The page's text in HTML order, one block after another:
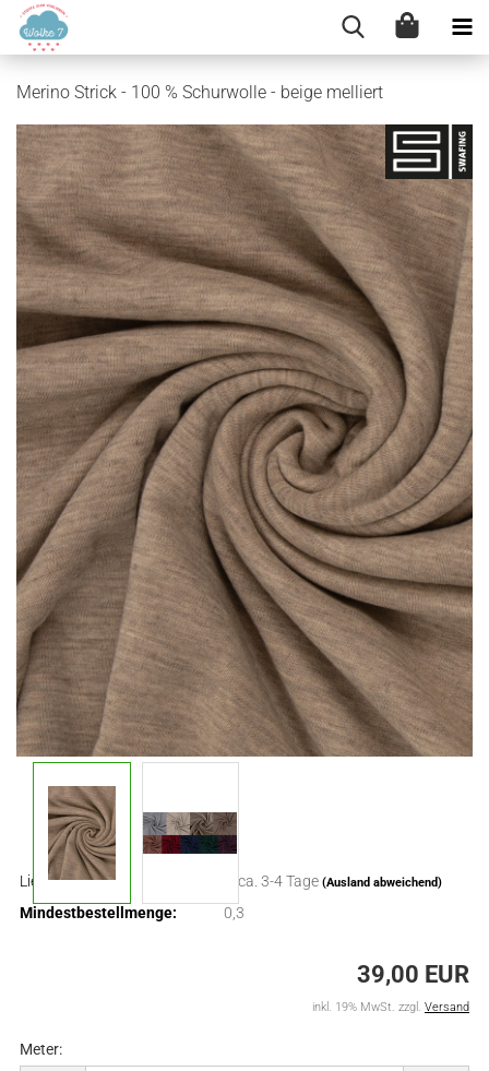
Merino Strick - 100 % Schurwolle - beige melliert
Lieferzeit: ca. 3-4 Tage (Ausland abweichend)
Mindestbestellmenge: 0,3
39,00 EUR
inkl. 19% MwSt. zzgl. Versand
Meter: